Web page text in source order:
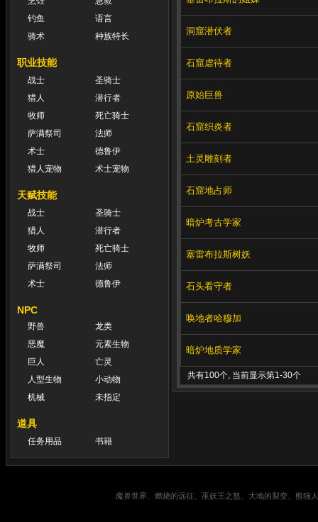
钓鱼
语言
骑术
种族特长
职业技能
战士
圣骑士
猎人
潜行者
牧师
死亡骑士
萨满祭司
法师
术士
德鲁伊
猎人宠物
术士宠物
天赋技能
战士
圣骑士
猎人
潜行者
牧师
死亡骑士
萨满祭司
法师
术士
德鲁伊
NPC
野兽
龙类
恶魔
元素生物
巨人
亡灵
人型生物
小动物
机械
未指定
道具
任务用品 书籍
洞窟潜伏者
石窟虐待者
原始巨兽
石窟织炎者
土灵雕刻者
石窟地占师
暗炉考古学家
塞雷布拉斯树妖
石头看守者
唤地者哈穆加
暗炉地质学家
共有100个, 当前显示第1-30个
魔兽世界、燃烧的远征、巫妖王之怒、大地的裂变、熊猫